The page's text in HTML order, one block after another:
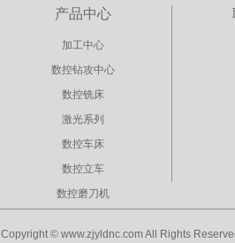
产品中心
加工中心
数控钻攻中心
数控铣床
激光系列
数控车床
数控立车
数控磨刀机
Copyright © www.zjyldnc.com All Rights